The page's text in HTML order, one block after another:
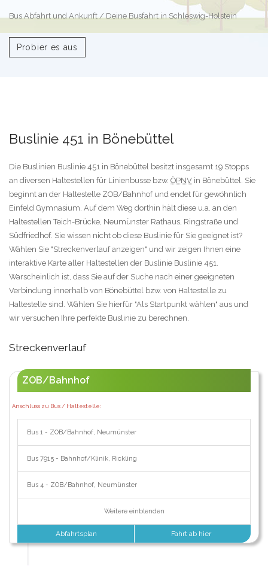
Bus Abfahrt und Ankunft / Deine Busfahrt in Schleswig-Holstein
Probier es aus
Buslinie 451 in Bönebüttel
Die Buslinien Buslinie 451 in Bönebüttel besitzt insgesamt 19 Stopps
an diversen Haltestellen für Linienbusse bzw. ÖPNV in Bönebüttel. Sie
beginnt an der Haltestelle ZOB/Bahnhof und endet für gewöhnlich
Einfeld Gymnasium. Auf dem Weg dorthin hält diese u.a. an den
Haltestellen Teich-Brücke, Neumünster Rathaus, Ringstraße und
Südfriedhof. Sie wissen nicht ob diese Buslinie für Sie geeignet ist?
Wählen Sie "Streckenverlauf anzeigen" und wir zeigen Ihnen eine
interaktive Karte aller Haltestellen der Buslinie Buslinie 451.
Warscheinlich ist, dass Sie auf der Suche nach einer geeigneten
Verbindung innerhalb von Bönebüttel bzw. von Haltestelle zu
Haltestelle sind. Wählen Sie hierfür "Als Startpunkt wählen" aus und
wir versuchen Ihre perfekte Buslinie zu berechnen.
Streckenverlauf
ZOB/Bahnhof
Anschluss zu Bus / Haltestelle:
Bus 1 - ZOB/Bahnhof, Neumünster
Bus 7915 - Bahnhof/Klinik, Rickling
Bus 4 - ZOB/Bahnhof, Neumünster
Weitere einblenden
Abfahrtsplan Fahrt ab hier